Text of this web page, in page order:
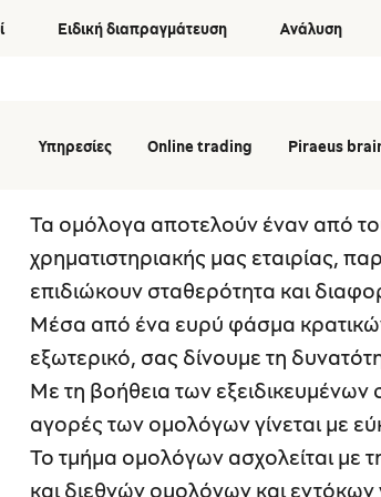
Ειδική διαπραγμάτευση Ανάλυση
Υπηρεσίες
Λογαριασμοί περιθωρίου
Αξιοποιήστε τη δυνατότητα αγοράς
με πίστωση μέσω του λογαριασμού
περιθωρίου.
Κοινή επενδυτική μερίδα (ΚΕΜ)
Διαχειριστείτε από κοινού τίτλους
συνδικαιούχους.
Online trading
αν
Demo
Εξερευνήστε το περιβάλλον της
Piraeus
Τα ομόλογα αποτελούν έναν από
χρηματιστηριακής μας εταιρίας,
επιδιώκουν σταθερότητα και
Μέσα από ένα ευρύ φάσμα
εξωτερικό, σας δίνουμε τη
Με τη βοήθεια των
αγορές των ομολόγων γίνεται με
Το τμήμα ομολόγων ασχολείται με
και διεθνών ομολόγων και